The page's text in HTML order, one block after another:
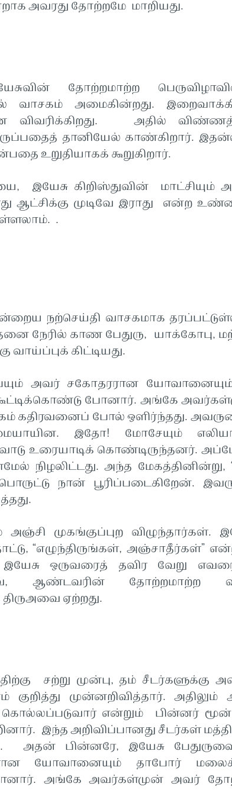
அவரது தோற்றமே மாறியது.
தோற்றமாற்ற
வாசகம் அமைகின்றது.
விவரிக்கிறது. அதில்
தானியேல் காண்கிறார்.
உறுதியாகக் கூறுகிறார்.
இயேசு கிறிஸ்துவின் மாட்சியும்
ஆட்சிக்கு முடிவே இராது என்ற
.
நற்செய்தி வாசகமாக
நேரில் காண பேதுரு, யாக்கோபு,
கிட்டியது.
அவர் சகோதரரான
போனார். அங்கே
கதிரவனைப் போல் ஒளிர்ந்தது.
இதோ! மோசேயும்
உரையாடிக் கொண்டிருந்தனர்.
நிழலிட்டது. அந்த மேகத்தினின்று,
நான் பூரிப்படைகிறேன்.
முகங்குப்புற விழுந்தார்கள்.
“எழுந்திருங்கள், அஞ்சாதீர்கள்”
ஒருவரைத் தவிர வேறு
ஆண்டவரின் தோற்றமாற்ற
ஏற்றது.
சற்று முன்பு, தம் சீடர்களுக்கு
முன்னறிவித்தார். அதிலும்
கொல்லப்படுவார் என்றும் பின்னர்
இந்த அறிவிப்பானது சீடர்கள்
அதன் பின்னரே, இயேசு
யோவானையும் தாபோர்
அங்கே அவர்கள்முன் அவர்